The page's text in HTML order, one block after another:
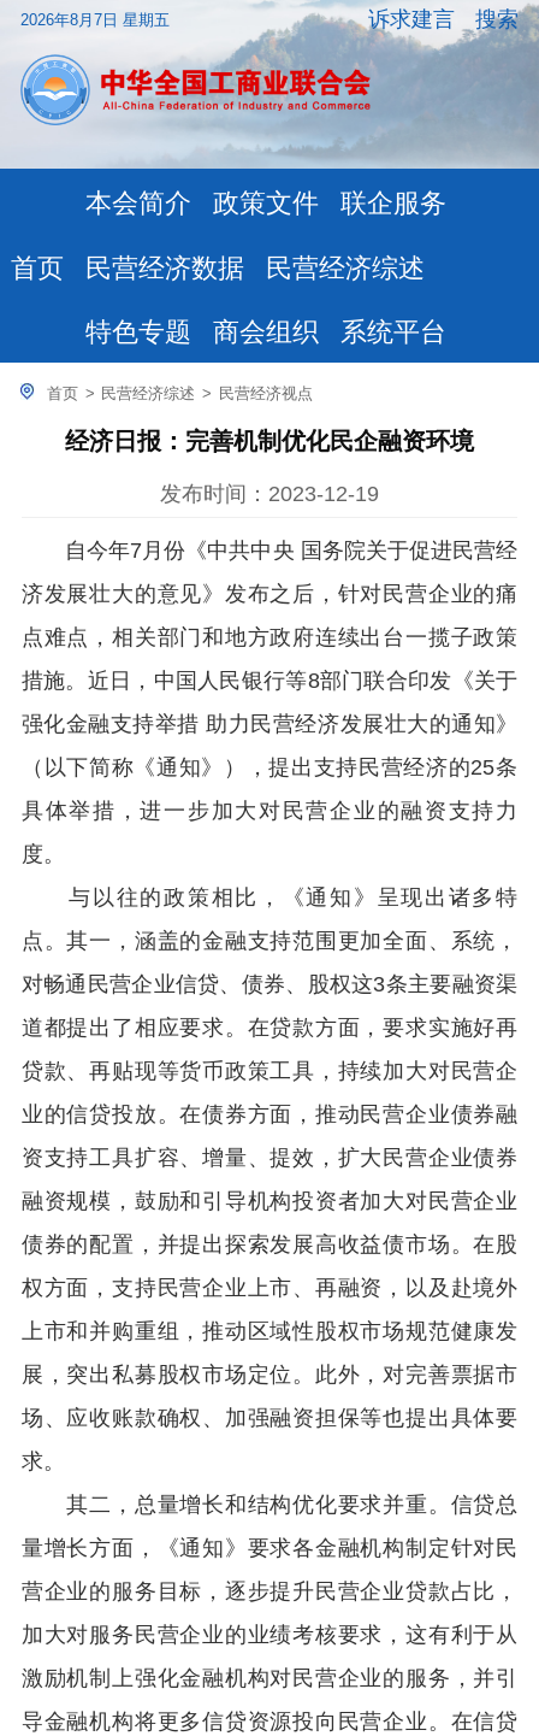
2026年8月7日 星期五 搜索
诉求建言
首页
本会简介 政策文件 联企服务
民营经济数据 民营经济综述
特色专题 商会组织 系统平台
首页 > 民营经济综述 > 民营经济视点
经济日报：完善机制优化民企融资环境
发布时间：2023-12-19
自今年7月份《中共中央 国务院关于促进民营经
济发展壮大的意见》发布之后，针对民营企业的痛
点难点，相关部门和地方政府连续出台一揽子政策
措施。近日，中国人民银行等8部门联合印发《关于
强化金融支持举措 助力民营经济发展壮大的通知》
（以下简称《通知》），提出支持民营经济的25条
具体举措，进一步加大对民营企业的融资支持力
度。
与以往的政策相比，《通知》呈现出诸多特
点。其一，涵盖的金融支持范围更加全面、系统，
对畅通民营企业信贷、债券、股权这3条主要融资渠
道都提出了相应要求。在贷款方面，要求实施好再
贷款、再贴现等货币政策工具，持续加大对民营企
业的信贷投放。在债券方面，推动民营企业债券融
资支持工具扩容、增量、提效，扩大民营企业债券
融资规模，鼓励和引导机构投资者加大对民营企业
债券的配置，并提出探索发展高收益债市场。在股
权方面，支持民营企业上市、再融资，以及赴境外
上市和并购重组，推动区域性股权市场规范健康发
展，突出私募股权市场定位。此外，对完善票据市
场、应收账款确权、加强融资担保等也提出具体要
求。
其二，总量增长和结构优化要求并重。信贷总
量增长方面，《通知》要求各金融机构制定针对民
营企业的服务目标，逐步提升民营企业贷款占比，
加大对服务民营企业的业绩考核要求，这有利于从
激励机制上强化金融机构对民营企业的服务，并引
导金融机构将更多信贷资源投向民营企业。在信贷